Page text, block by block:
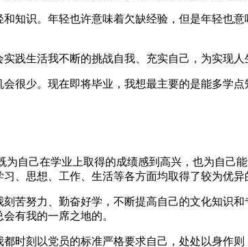
知识。年轻也许意味着欠缺经验，但是年轻也
践生活我不断的挑战自我、充实自己，为实现人
很少。现在即将毕业，我想最主要的是能多学
自己在学业上取得的成绩感到高兴，也为自己
、思想、工作、生活等各方面均取得了较为优异
苦努力、勤奋好学，不断提高自己的文化知识
有我的一席之地的。
时刻以党员的标准严格要求自己，处处以身作